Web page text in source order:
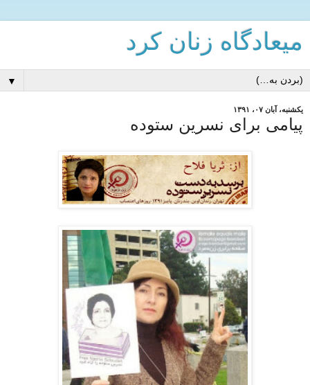
میعادگاه زنان كرد
▼
یکشنبه، آبان ۰۷، ۱۳۹۱
پیامی برای نسرین ستوده